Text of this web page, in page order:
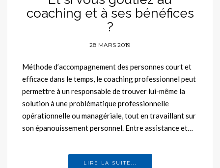
coaching et à ses bénéfices
?
28 MARS 2019
Méthode d’accompagnement des personnes court et
efficace dans le temps, le coaching professionnel peut
permettre à un responsable de trouver lui-même la
solution à une problématique professionnelle
opérationnelle ou managériale, tout en travaillant sur
son épanouissement personnel. Entre assistance et…
LIRE LA SUITE...